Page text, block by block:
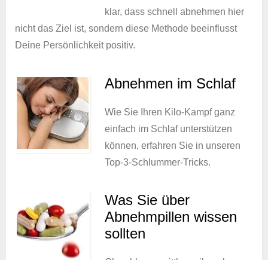
klar, dass schnell abnehmen hier
nicht das Ziel ist, sondern diese Methode beeinflusst
Deine Persönlichkeit positiv.
Abnehmen im Schlaf
Wie Sie Ihren Kilo-Kampf ganz
einfach im Schlaf unterstützen
können, erfahren Sie in unseren
Top-3-Schlummer-Tricks.
Was Sie über
Abnehmpillen wissen
sollten